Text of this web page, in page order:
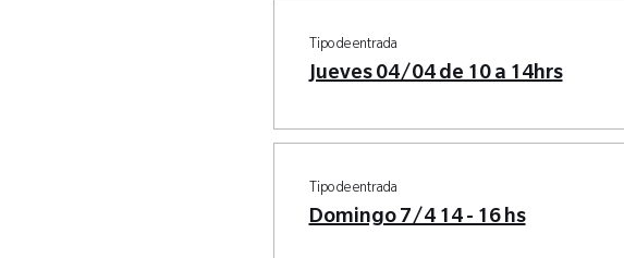
Tipo de entrada
Jueves 04/04 de 10 a 14hrs
Tipo de entrada
Domingo 7/4 14 - 16 hs